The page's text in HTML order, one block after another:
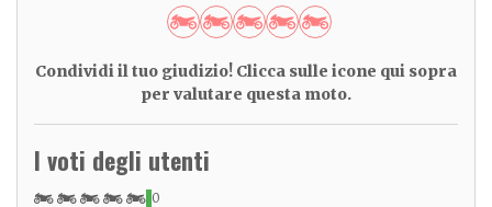
Condividi il tuo giudizio! Clicca sulle icone qui sopra
per valutare questa moto.
I voti degli utenti
0